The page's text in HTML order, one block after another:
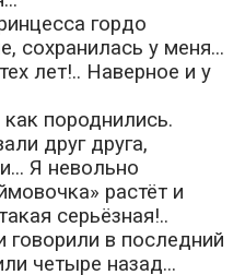
гордо
сохранилась у меня...
лет!.. Наверное и у
породнились.
друг друга,
Я невольно
растёт и
серьёзная!..
в последний
четыре назад...